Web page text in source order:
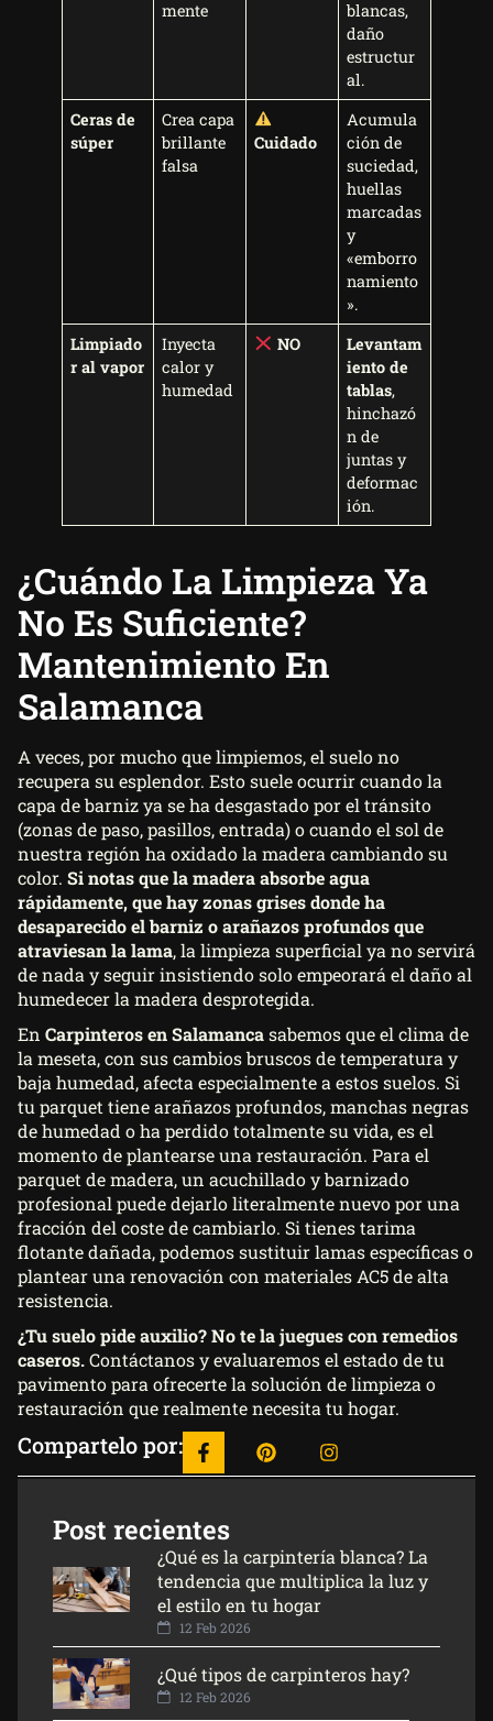
mente
blancas,
daño
estructur
al.
Ceras de
súper
Crea capa
brillante
falsa
Cuidado
Acumula
ción de
suciedad,
huellas
marcadas
y
«emborro
namiento
».
Limpiado
r al vapor
Inyecta
calor y
humedad
NO
Levantam
iento de
tablas,
hinchazó
n de
juntas y
deformac
ión.
¿Cuándo La Limpieza Ya
No Es Suficiente?
Mantenimiento En
Salamanca
A veces, por mucho que limpiemos, el suelo no
recupera su esplendor. Esto suele ocurrir cuando la
capa de barniz ya se ha desgastado por el tránsito
(zonas de paso, pasillos, entrada) o cuando el sol de
nuestra región ha oxidado la madera cambiando su
color. Si notas que la madera absorbe agua
rápidamente, que hay zonas grises donde ha
desaparecido el barniz o arañazos profundos que
atraviesan la lama, la limpieza superficial ya no servirá
de nada y seguir insistiendo solo empeorará el daño al
humedecer la madera desprotegida.
En Carpinteros en Salamancasabemos que el clima de
la meseta, con sus cambios bruscos de temperatura y
baja humedad, afecta especialmente a estos suelos. Si
tu parquet tiene arañazos profundos, manchas negras
de humedad o ha perdido totalmente su vida, es el
momento de plantearse una restauración. Para el
parquet de madera, un acuchillado y barnizado
profesional puede dejarlo literalmente nuevo por una
fracción del coste de cambiarlo. Si tienes tarima
flotante dañada, podemos sustituir lamas específicas o
plantear una renovación con materiales AC5 de alta
resistencia.
¿Tu suelo pide auxilio? No te la juegues con remedios
caseros.Contáctanos y evaluaremos el estado de tu
pavimento para ofrecerte la solución de limpieza o
restauración que realmente necesita tu hogar.
Compartelo por:
Post recientes
¿Qué es la carpintería blanca? La
tendencia que multiplica la luz y
el estilo en tu hogar
12 Feb 2026
¿Qué tipos de carpinteros hay?
12 Feb 2026